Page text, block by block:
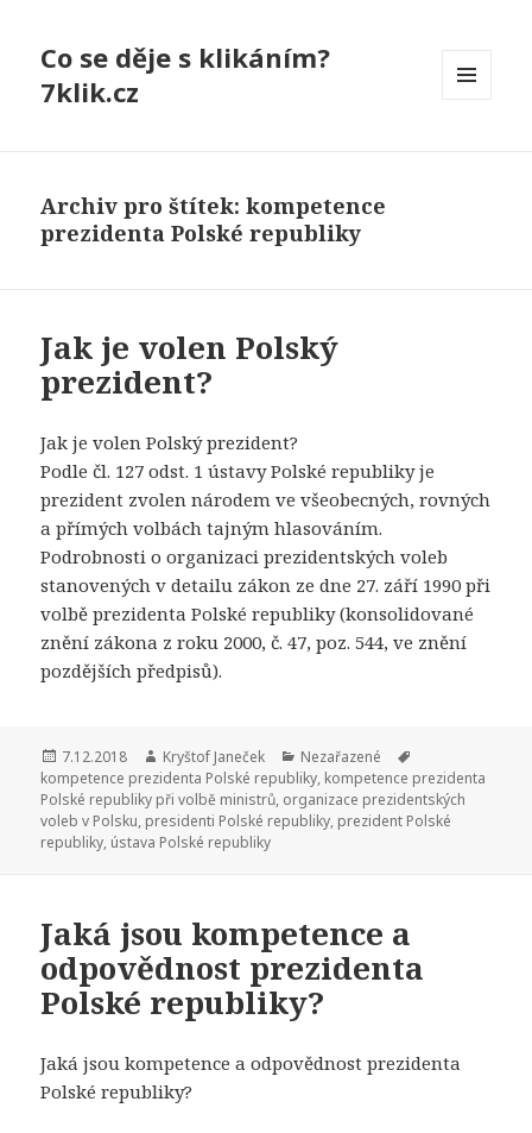
Co se děje s klikáním?
7klik.cz
Archiv pro štítek: kompetence
prezidenta Polské republiky
Jak je volen Polský
prezident?
Jak je volen Polský prezident?
Podle čl. 127 odst. 1 ústavy Polské republiky je
prezident zvolen národem ve všeobecných, rovných
a přímých volbách tajným hlasováním.
Podrobnosti o organizaci prezidentských voleb
stanovených v detailu zákon ze dne 27. září 1990 při
volbě prezidenta Polské republiky (konsolidované
znění zákona z roku 2000, č. 47, poz. 544, ve znění
pozdějších předpisů).
Publikováno:
7.12.2018 Autor:
Kryštof Janeček Rubriky:
Nezařazené
kompetence prezidenta Polské republiky, kompetence prezidenta
Polské republiky při volbě ministrů, organizace prezidentských
voleb v Polsku, presidenti Polské republiky, prezident Polské
republiky, ústava Polské republiky
Jaká jsou kompetence a
odpovědnost prezidenta
Polské republiky?
Jaká jsou kompetence a odpovědnost prezidenta
Polské republiky?